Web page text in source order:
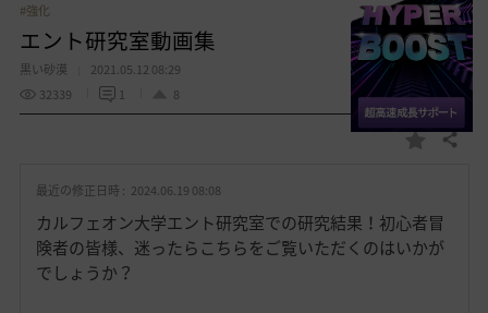
#強化
エント研究室動画集
黒い砂漠
2021.05.12 08:29
32339
1 8
お
入
り
共有する
最近の修正日時 : 2024.06.19 08:08
カルフェオン大学エント研究室での研究結果！初心者冒
険者の皆様、迷ったらこちらをご覧いただくのはいかが
でしょうか？